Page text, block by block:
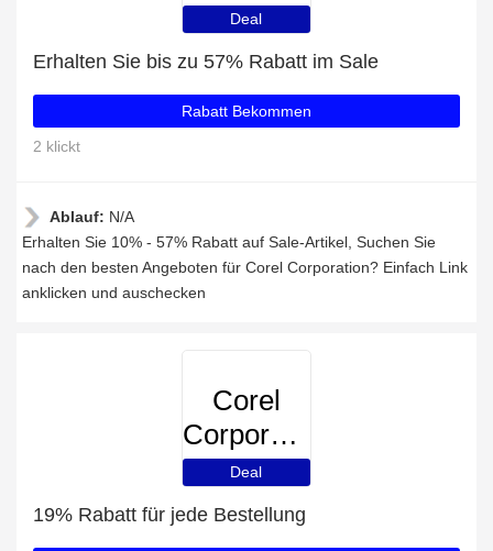
Deal
Erhalten Sie bis zu 57% Rabatt im Sale
Rabatt Bekommen
2 klickt
Ablauf: N/A
Erhalten Sie 10% - 57% Rabatt auf Sale-Artikel, Suchen Sie
nach den besten Angeboten für Corel Corporation? Einfach Link
anklicken und auschecken
Corel
Corporation
Deal
19% Rabatt für jede Bestellung